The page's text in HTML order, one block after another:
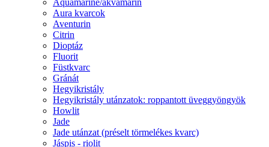
Aquamarine/akvamarin
Aura kvarcok
Aventurin
Citrin
Dioptáz
Fluorit
Füstkvarc
Gránát
Hegyikristály
Hegyikristály utánzatok: roppantott üveggyöngyök
Howlit
Jade
Jade utánzat (préselt törmelékes kvarc)
Jáspis - riolit